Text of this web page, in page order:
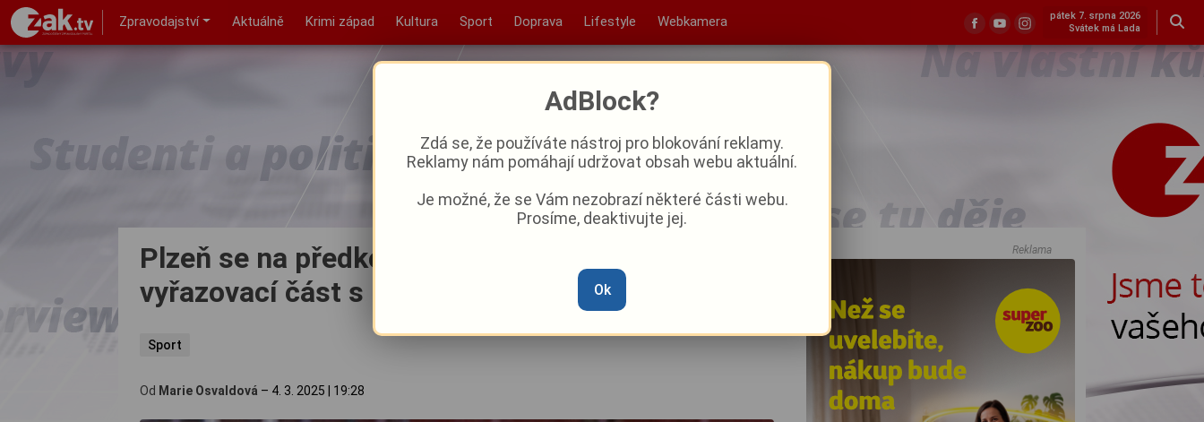
Zpravodajství Aktuálně Krimi západ Kultura Sport Doprava Lifestyle Webkamera
pátek 7. srpna 2026
Svátek má Lada
Plzeň se na předkolo naladila výhrou v Olomouci,
vyřazovací část s Mladou Boleslaví začne doma!
Sport
Od Marie Osvaldová – 4. 3. 2025 19:28
Reklama
AdBlock?
Zdá se, že používáte nástroj pro blokování reklamy.
Reklamy nám pomáhají udržovat obsah webu aktuální.
Je možné, že se Vám nezobrazí některé části webu.
Prosíme, deaktivujte jej.
Ok